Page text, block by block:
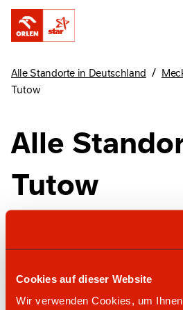
Cookies auf dieser Website
Wir verwenden Cookies, um
Alle Standorte in Deutschland /
Tutow
Alle
Tutow
Finde unsere Standorte in
star